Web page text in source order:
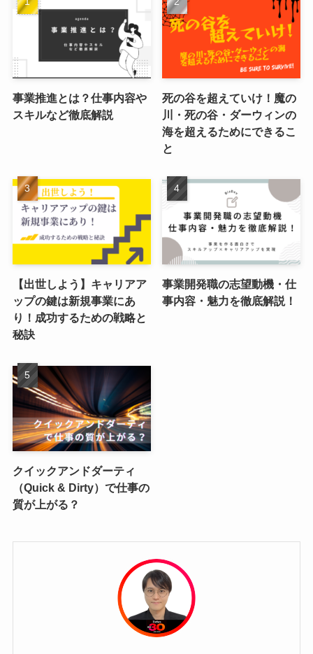
事業推進とは？仕事内容や
スキルなど徹底解説
死の谷を超えていけ！魔の
川・死の谷・ダーウィンの
海を超えるためにできるこ
と
【出世しよう】キャリアア
ップの鍵は新規事業にあ
り！成功するための戦略と
秘訣
事業開発職の志望動機・仕
事内容・魅力を徹底解説！
クイックアンドダーティ
（Quick & Dirty）で仕事の
質が上がる？